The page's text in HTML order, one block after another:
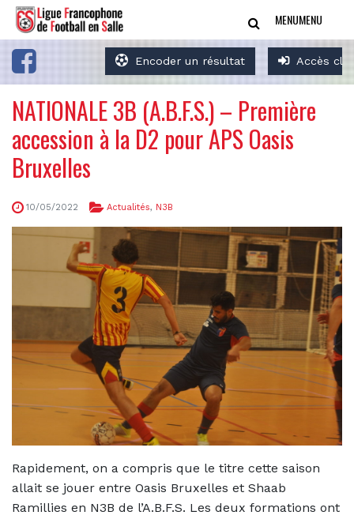
Encoder un résultat Accès
MENUMENU
NATIONALE 3B (A.B.F.S.) – Première
accession à la D2 pour APS Oasis
Bruxelles
10/05/2022 Actualités, N3B
Rapidement, on a compris que le titre cette saison
allait se jouer entre Oasis Bruxelles et Shaab
Ramillies en N3B de l’A.B.F.S. Les deux formations ont